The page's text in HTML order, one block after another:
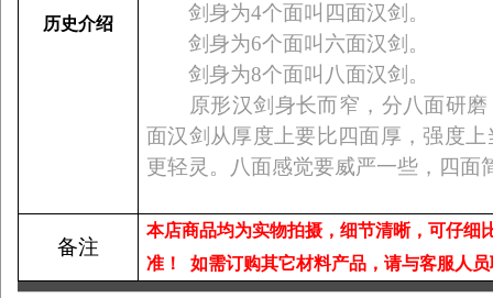
历史介绍
剑身为4个面叫四面汉剑。
剑身为6个面叫六面汉剑。
剑身为8个面叫八面汉剑。
原形汉剑身长而窄，分八面研磨
面汉剑从厚度上要比四面厚，强度
更轻灵。八面感觉要威严一些，四面
备注
本店商品均为实物拍摄，细节清晰，可仔细
准！
如需订购其它材料产品，请与客服人